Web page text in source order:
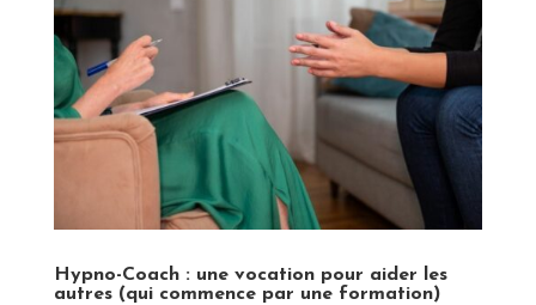
Hypno-Coach : une vocation pour aider les
autres (qui commence par une formation)